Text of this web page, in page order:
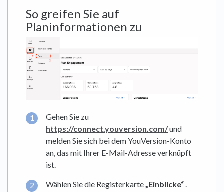
So greifen Sie auf
Planinformationen zu
Gehen Sie zu
https://connect.youversion.com/und
melden Sie sich bei dem YouVersion-Konto
an, das mit Ihrer E-Mail-Adresse verknüpft
ist.
Wählen Sie die Registerkarte„Einblicke“.